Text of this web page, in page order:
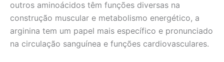
outros aminoácidos têm funções diversas na
construção muscular e metabolismo energético, a
arginina tem um papel mais específico e pronunciado
na circulação sanguínea e funções cardiovasculares.